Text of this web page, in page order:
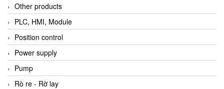
Other products
PLC, HMI, Module
Position control
Power supply
Pump
Rò re - Rờ lay